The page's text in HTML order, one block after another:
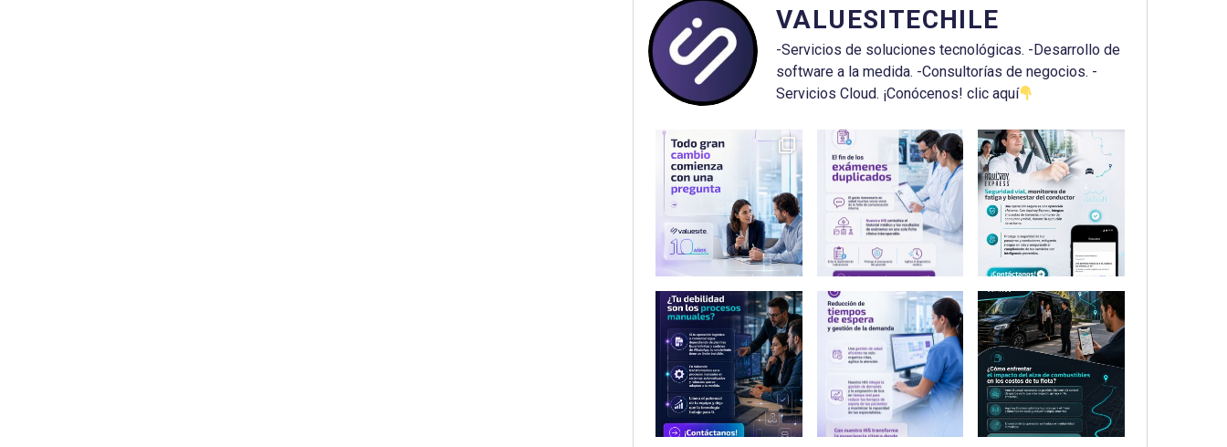
VALUESITECHILE
-Servicios de soluciones tecnológicas. -Desarrollo de
software a la medida. -Consultorías de negocios. -
Servicios Cloud. ¡Conócenos! clic aquí